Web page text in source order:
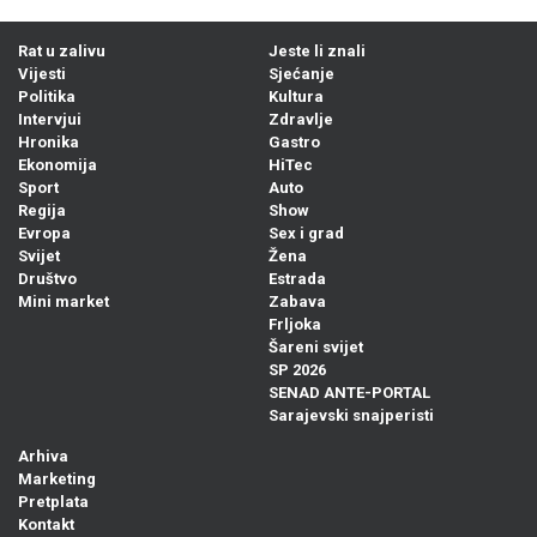
Rat u zalivu
Vijesti
Politika
Intervjui
Hronika
Ekonomija
Sport
Regija
Evropa
Svijet
Društvo
Mini market
Jeste li znali
Sjećanje
Kultura
Zdravlje
Gastro
HiTec
Auto
Show
Sex i grad
Žena
Estrada
Zabava
Frljoka
Šareni svijet
SP 2026
SENAD ANTE-PORTAL
Sarajevski snajperisti
Arhiva
Marketing
Pretplata
Kontakt